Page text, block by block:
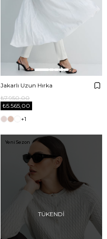
Jakarlı Uzun Hırka
₺5.565,00
₺7.950,00
+1
TÜKENDI
Yeni Sezon